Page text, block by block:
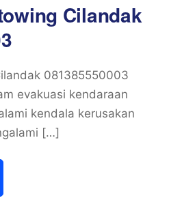
Cilandak
081385550003
evakuasi kendaraan
kendala kerusakan
[…]